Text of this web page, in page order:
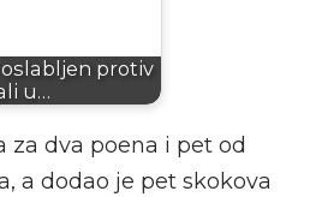
oslabljen protiv
u…
za dva poena i pet od
a dodao je pet skokova